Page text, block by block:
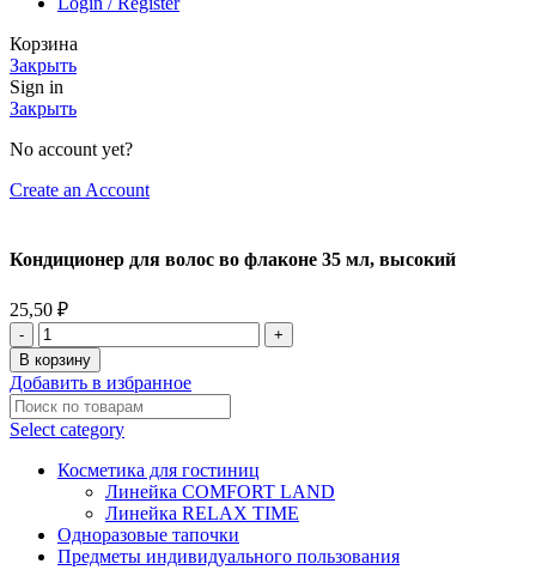
Корзина
Закрыть
Sign in
Закрыть
No account yet?
Create an Account
Кондиционер для волос во флаконе 35 мл, высокий
25,50 ₽
В корзину
Добавить в избранное
Select category
Косметика для гостиниц
Линейка COMFORT LAND
Линейка RELAX TIME
Одноразовые тапочки
Предметы индивидуального пользования